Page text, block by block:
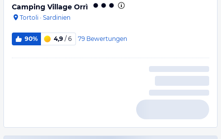
Camping Village Orrì
Tortoli · Sardinien
90% 4,9 / 6 79 Bewertungen